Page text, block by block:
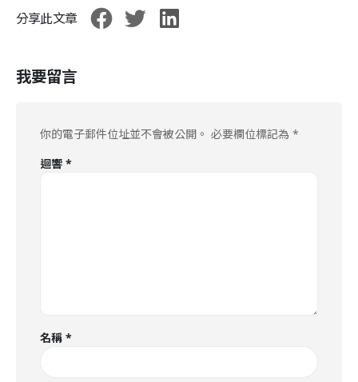
分享此文章
我要留言
你的電子郵件位址並不會被公開。 必要欄位標記為 *
迴響 *
名稱 *